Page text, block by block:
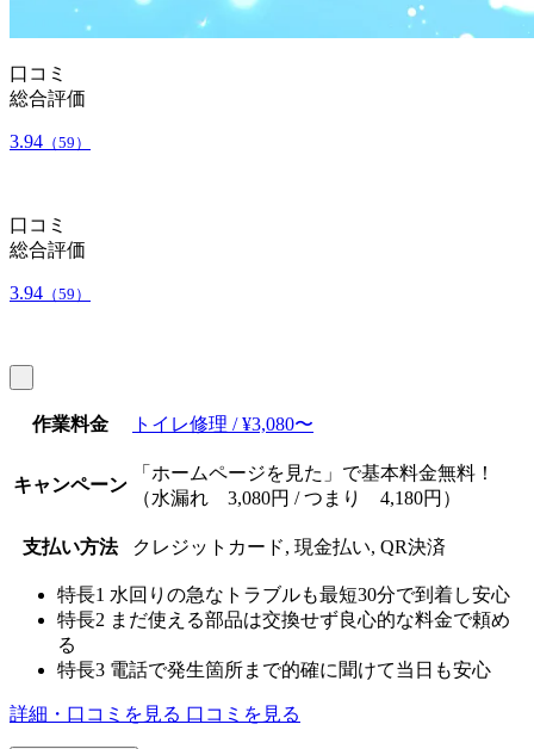
口コミ
総合評価
3.94 （59）
口コミ
総合評価
3.94 （59）
作業料金 トイレ修理 / ¥3,080〜
キャンペーン
「ホームページを見た」で基本料金無料！
（水漏れ 3,080円 / つまり 4,180円）
支払い方法 クレジットカード, 現金払い, QR決済
特長1 水回りの急なトラブルも最短30分で到着し安心
特長2 まだ使える部品は交換せず良心的な料金で頼め
る
特長3 電話で発生箇所まで的確に聞けて当日も安心
詳細・口コミを見る 口コミを見る